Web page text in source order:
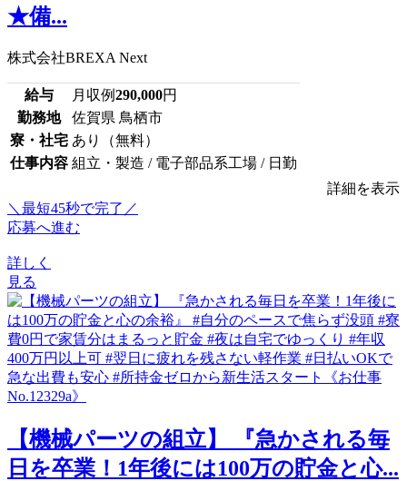
★備...
株式会社BREXA Next
給与 月収例290,000円
勤務地
佐賀県 鳥栖市
寮・社宅 あり（無料）
仕事内容 組立・製造 / 電子部品系工場 / 日勤
詳細を表示
＼最短45秒で完了／
応募へ進む
詳しく
見る
【機械パーツの組立】 『急かされる毎
日を卒業！1年後には100万の貯金と心...